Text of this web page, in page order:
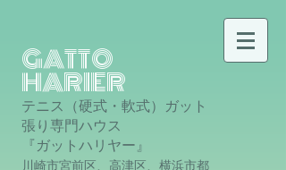
GATTO
HARIER
テニス（硬式・軟式）ガット
張り専門ハウス
『ガットハリヤー』
川崎市宮前区、高津区、横浜市都